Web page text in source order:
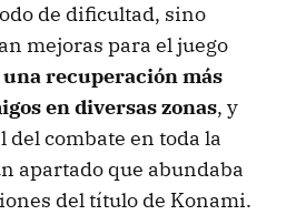
de dificultad, sino
mejoras para el juego
una recuperación más
en diversas zonas, y
combate en toda la
apartado que abundaba
del título de Konami.